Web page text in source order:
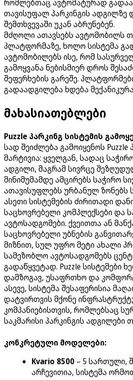
რომლებთაც ავტომატურად
თავისუფალ პარკინგის ადგილზე
შემთხვევაში უკან აბრუნებენ.
მძღოლი ათავსებს ავტომობილს
პლატფორმაზე, ხოლო სისტემა
ავტომობილებს ისე, რომ
გამოყვანა ნებისმიერ დროს
შეფერხების გარეშე.
გადაადგილება ხდება
მახასიათებლები
Puzzle პარკინგ სისტემის
სად შეიძლება გამოიყენოს Puzzle
მარტივია: ყველგან, სადაც
ადგილი, მაგრამ სივრცე
მინიმუმამდე ამცირებს საჭირო
ათავისუფლებს ურბანულ ზონებს
ასეთი სისტემების ძირითადი
საცხოვრებელი კომპლექსები და
ავტოსადგომები. ქვეითთა ან
საცხოვრებელი უბნების
მიზნით, სულ უფრო მეტი ახალი
სამეზობლო ავტოსადგომებს
გადაწყვეტად. Puzzle სისტემები
დამზოგავ, უსაფრთხო და
ასევე, სისტემა შესაფერისია
დატვირთვის მქონე
კომპანიებისთვის, რომლებსაც
საკმარისი პარკინგის ადგილები
კონკრეტული მოდელები:
Kvario 8500 – 5 სართული,
არჩევითია, სისტემა